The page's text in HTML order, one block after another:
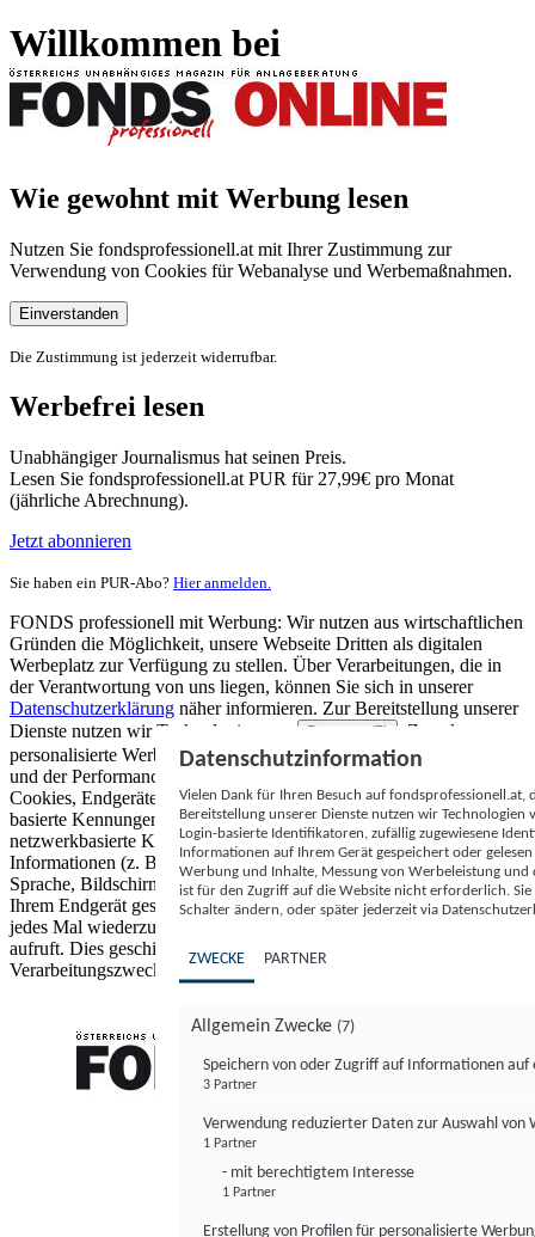
Willkommen bei
Wie gewohnt mit Werbung lesen
Nutzen Sie fondsprofessionell.at mit Ihrer Zustimmung zur
Verwendung von Cookies für Webanalyse und Werbemaßnahmen.
Einverstanden
Die Zustimmung ist jederzeit widerrufbar.
Werbefrei lesen
Unabhängiger Journalismus hat seinen Preis.
Lesen Sie fondsprofessionell.at PUR für 27,99€ pro Monat
(jährliche Abrechnung).
Jetzt abonnieren
Sie haben ein PUR-Abo? Hier anmelden.
FONDS professionell mit Werbung: Wir nutzen aus wirtschaftlichen
Gründen die Möglichkeit, unsere Webseite Dritten als digitalen
Werbeplatz zur Verfügung zu stellen. Über Verarbeitungen, die in
der Verantwortung von uns liegen, können Sie sich in unserer
Datenschutzerklärung näher informieren. Zur Bereitstellung unserer
Dienste nutzen wir Technologien von
Partnern (5)
. Zwecke:
personalisierte Werbung und Inhalte, Messung von Werbeleistung
und der Performance von Inhalten sowie Zielgruppenforschung.
Cookies, Endgeräte- oder ähnliche Online-Kennungen (z. B. login-
basierte Kennungen, zufällig generierte Kennungen,
netzwerkbasierte Kennungen) können zusammen mit anderen
Informationen (z. B. Browsertyp und Browserinformationen,
Sprache, Bildschirmgröße, unterstützte Technologien usw.) auf
Ihrem Endgerät gespeichert oder von dort ausgelesen werden, um es
jedes Mal wiederzuerkennen, wenn es eine App oder einer Webseite
aufruft. Dies geschieht für einen oder mehrere der hier aufgeführten
Verarbeitungszwecke.
Datenschutzinformation
Vielen Dank für Ihren Besuch auf
Bereitstellung unserer Dienste nutzen wir Technologien
Login-basierte Identifikatoren, zufällig zugewiesene
Informationen auf Ihrem Gerät gespeichert oder
Werbung und Inhalte, Messung von Werbeleistung
ist für den Zugriff auf die Website nicht erforderlich.
Schalter ändern, oder später jederzeit via
ZWECKE PARTNER
Allgemein Zwecke (7)
Speichern von oder Zugriff auf Informationen auf
3 Partner
Verwendung reduzierter Daten zur Auswahl von
1 Partner
- mit berechtigtem Interesse
1 Partner
Erstellung von Profilen für personalisierte
FONDS professionell